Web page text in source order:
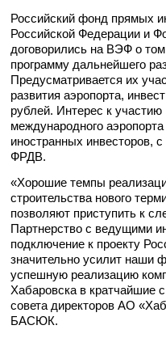
Российский фонд прямых
Российской Федерации и
договорились на ВЭФ о
программу дальнейшего
Предусматривается их
развития аэропорта,
рублей. Интерес к участию
международного
иностранных инвесторов,
ФРДВ.
«Хорошие темпы
строительства нового
позволяют приступить к
Партнерство с ведущими
подключение к проекту
значительно усилит наши
успешную реализацию
Хабаровска в кратчайшие
совета директоров АО
БАСЮК.